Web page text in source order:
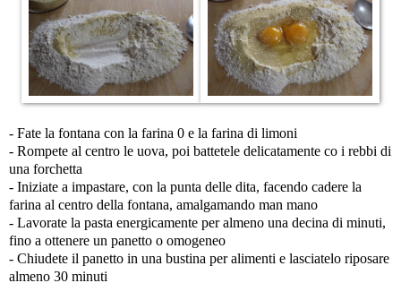
- Fate la fontana con la farina 0 e la farina di limoni
- Rompete al centro le uova, poi battetele delicatamente co i rebbi di
una forchetta
- Iniziate a impastare, con la punta delle dita, facendo cadere la
farina al centro della fontana, amalgamando man mano
- Lavorate la pasta energicamente per almeno una decina di minuti,
fino a ottenere un panetto o omogeneo
- Chiudete il panetto in una bustina per alimenti e lasciatelo riposare
almeno 30 minuti